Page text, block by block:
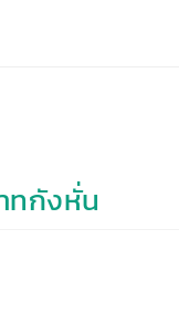
ทกังหั่น